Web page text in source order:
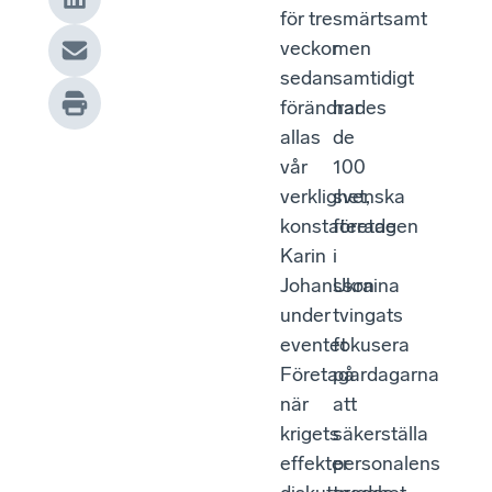
för tre
veckor
sedan
förändrades
allas
vår
verklighet,
konstaterade
Karin
Johansson
under
eventet
Företagardagarna
när
krigets
effekter
smärtsamt
men
samtidigt
har
de
100
svenska
företagen
i
Ukraina
tvingats
fokusera
på
att
säkerställa
personalens